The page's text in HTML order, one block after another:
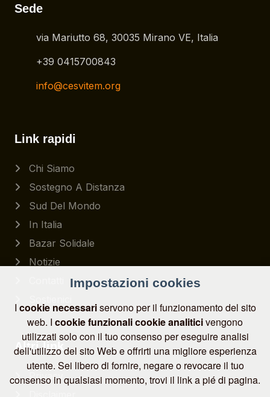
Sede
via Mariutto 68, 30035 Mirano VE, Italia
+39 0415700843
info@cesvitem.org
Link rapidi
Chi Siamo
Sostegno A Distanza
Sud Del Mondo
In Italia
Bazar Solidale
Notizie
Altri link
Privacy
Impostazioni cookies
Icookie necessariservono per il funzionamento del sito
web. I cookie funzionalicookie analiticivengono
utilizzati solo con il tuo consenso per eseguire analisi
dell'utilizzo del sito Web e offrirti una migliore esperienza
utente. Sei libero di fornire, negare o revocare il tuo
consenso in qualsiasi momento, trovi il link a pié di pagina.